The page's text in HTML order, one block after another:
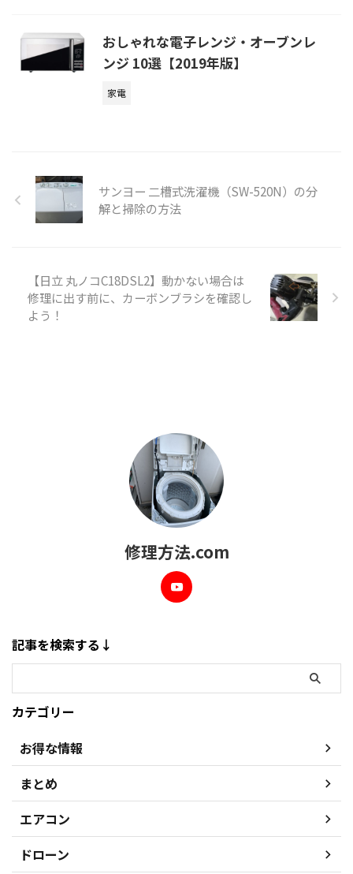
おしゃれな電子レンジ・オーブンレ
ンジ 10選【2019年版】
家電
サンヨー 二槽式洗濯機（SW-520N）の分
解と掃除の方法
【日立 丸ノコC18DSL2】動かない場合は
修理に出す前に、カーボンブラシを確認し
よう！
修理方法.com
記事を検索する↓
カテゴリー
お得な情報
まとめ
エアコン
ドローン